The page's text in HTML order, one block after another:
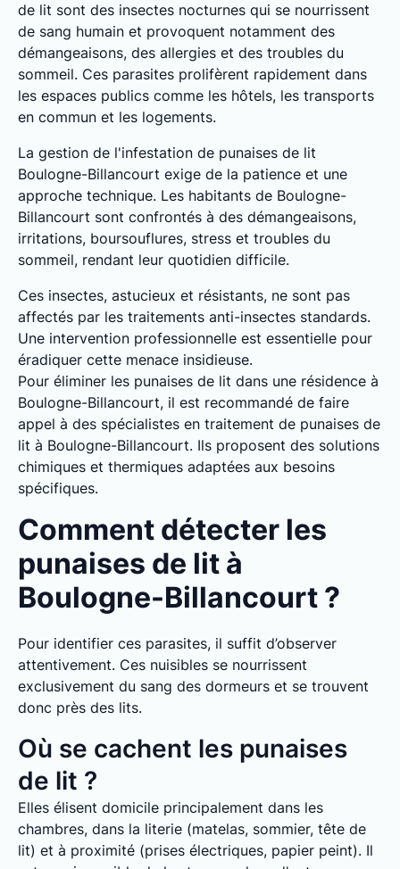
de lit sont des insectes nocturnes qui se nourrissent
de sang humain et provoquent notamment des
démangeaisons, des allergies et des troubles du
sommeil. Ces parasites prolifèrent rapidement dans
les espaces publics comme les hôtels, les transports
en commun et les logements.
La gestion de l'infestation de punaises de lit
Boulogne-Billancourt exige de la patience et une
approche technique. Les habitants de Boulogne-
Billancourt sont confrontés à des démangeaisons,
irritations, boursouflures, stress et troubles du
sommeil, rendant leur quotidien difficile.
Ces insectes, astucieux et résistants, ne sont pas
affectés par les traitements anti-insectes standards.
Une intervention professionnelle est essentielle pour
éradiquer cette menace insidieuse.
Pour éliminer les punaises de lit dans une résidence à
Boulogne-Billancourt, il est recommandé de faire
appel à des spécialistes en traitement de punaises de
lit à Boulogne-Billancourt. Ils proposent des solutions
chimiques et thermiques adaptées aux besoins
spécifiques.
Comment détecter les
punaises de lit à
Boulogne-Billancourt ?
Pour identifier ces parasites, il suffit d’observer
attentivement. Ces nuisibles se nourrissent
exclusivement du sang des dormeurs et se trouvent
donc près des lits.
Où se cachent les punaises
de lit ?
Elles élisent domicile principalement dans les
chambres, dans la literie (matelas, sommier, tête de
lit) et à proximité (prises électriques, papier peint). Il